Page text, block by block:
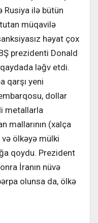
Rusiya ilə bütün
müqavilə
həyat çox
prezidenti Donald
ləğv etdi.
qarşı yeni
dollar
metallarla
mallarının (xalça
və ölkəyə mülki
qoydu. Prezident
İranın nüvə
olunsa da, ölkə